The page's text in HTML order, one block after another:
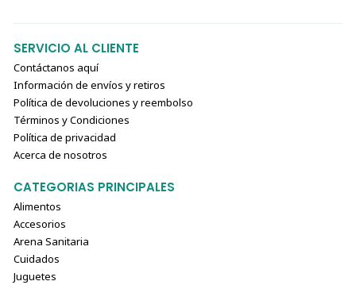
SERVICIO AL CLIENTE
Contáctanos aquí
Información de envíos y retiros
Política de devoluciones y reembolso
Términos y Condiciones
Política de privacidad
Acerca de nosotros
CATEGORIAS PRINCIPALES
Alimentos
Accesorios
Arena Sanitaria
Cuidados
Juguetes